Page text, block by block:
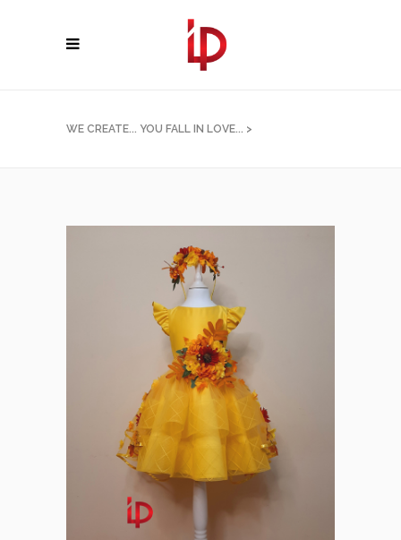
WE CREATE... YOU FALL IN LOVE... >